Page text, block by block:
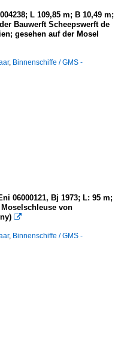
L 109,85 m; B 10,49 m;
Bauwerft Scheepswerft de
gesehen auf der Mosel
, Binnenschiffe / GMS -
06000121, Bj 1973; L: 95 m;
von

, Binnenschiffe / GMS -